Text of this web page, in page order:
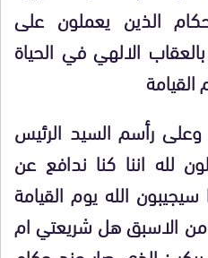
الذين يعملون على
الالهي في الحياة
القيامة
رأسم السيد الرئيس
لله اننا كنا ندافع عن
الله يوم القيامة
من الاسبق هل شريعتي ام